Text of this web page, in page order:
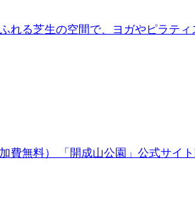
る芝生の空間で、ヨガやピラテ
無料） 「開成山公園」公式サイト